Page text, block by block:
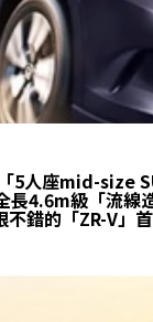
5人座mid-size
長4.6m級「流線
不錯的「ZR-V」